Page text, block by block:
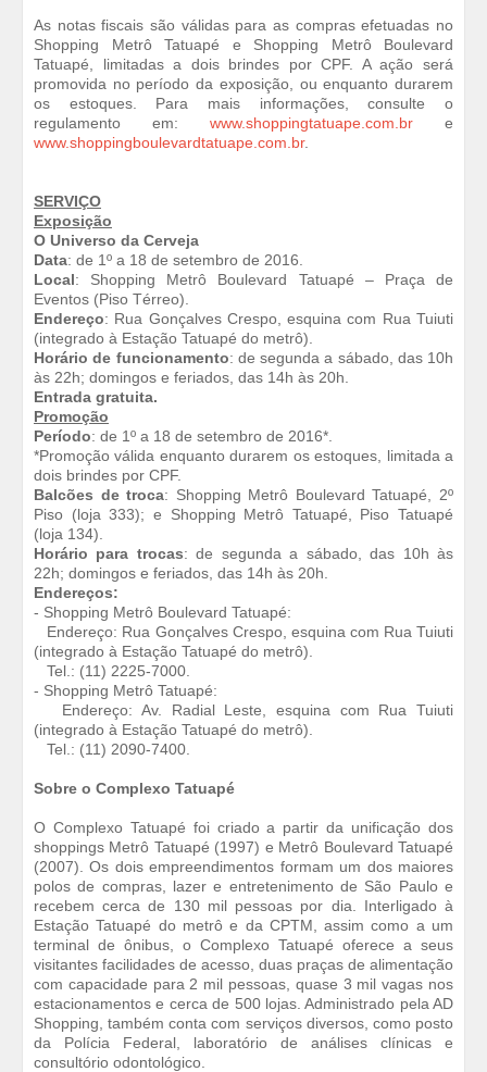
As notas fiscais são válidas para as compras efetuadas no
Shopping Metrô Tatuapé e Shopping Metrô Boulevard
Tatuapé, limitadas a dois brindes por CPF. A ação será
promovida no período da exposição, ou enquanto durarem
os estoques. Para mais informações, consulte o
regulamento em: www.shoppingtatuape.com.br e
www.shoppingboulevardtatuape.com.br.
SERVIÇO
Exposição
O Universo da Cerveja
Data: de 1º a 18 de setembro de 2016.
Local: Shopping Metrô Boulevard Tatuapé – Praça de
Eventos (Piso Térreo).
Endereço: Rua Gonçalves Crespo, esquina com Rua Tuiuti
(integrado à Estação Tatuapé do metrô).
Horário de funcionamento: de segunda a sábado, das 10h
às 22h; domingos e feriados, das 14h às 20h.
Entrada gratuita.
Promoção
Período: de 1º a 18 de setembro de 2016*.
*Promoção válida enquanto durarem os estoques, limitada a
dois brindes por CPF.
Balcões de troca: Shopping Metrô Boulevard Tatuapé, 2º
Piso (loja 333); e Shopping Metrô Tatuapé, Piso Tatuapé
(loja 134).
Horário para trocas: de segunda a sábado, das 10h às
22h; domingos e feriados, das 14h às 20h.
Endereços:
- Shopping Metrô Boulevard Tatuapé:
Endereço: Rua Gonçalves Crespo, esquina com Rua Tuiuti
(integrado à Estação Tatuapé do metrô).
Tel.: (11) 2225-7000.
- Shopping Metrô Tatuapé:
Endereço: Av. Radial Leste, esquina com Rua Tuiuti
(integrado à Estação Tatuapé do metrô).
Tel.: (11) 2090-7400.
Sobre o Complexo Tatuapé
O Complexo Tatuapé foi criado a partir da unificação dos
shoppings Metrô Tatuapé (1997) e Metrô Boulevard Tatuapé
(2007). Os dois empreendimentos formam um dos maiores
polos de compras, lazer e entretenimento de São Paulo e
recebem cerca de 130 mil pessoas por dia. Interligado à
Estação Tatuapé do metrô e da CPTM, assim como a um
terminal de ônibus, o Complexo Tatuapé oferece a seus
visitantes facilidades de acesso, duas praças de alimentação
com capacidade para 2 mil pessoas, quase 3 mil vagas nos
estacionamentos e cerca de 500 lojas. Administrado pela AD
Shopping, também conta com serviços diversos, como posto
da Polícia Federal, laboratório de análises clínicas e
consultório odontológico.